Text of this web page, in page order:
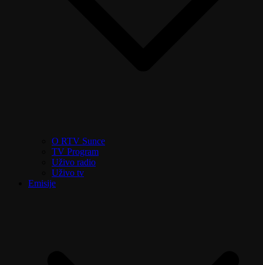
O RTV Sunce
TV Program
Uživo radio
Uživo tv
Emisije